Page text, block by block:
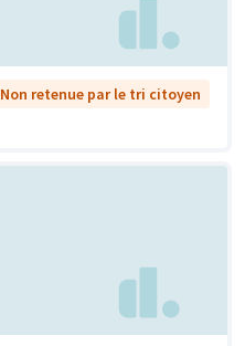
Non retenue par le tri citoyen